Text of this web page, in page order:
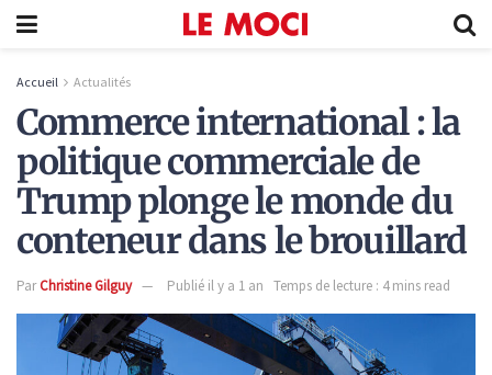
Accueil Actualités
Commerce international : la
politique commerciale de
Trump plonge le monde du
conteneur dans le brouillard
ParChristine Gilguy Publié il y a 1 an Temps de lecture : 4 mins read